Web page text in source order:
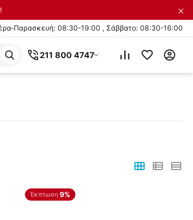
×
Παρασκευή: 08:30-19:00 , Σάββατο: 08:30-16:00
211 800 4747
Έκπτωση 9%